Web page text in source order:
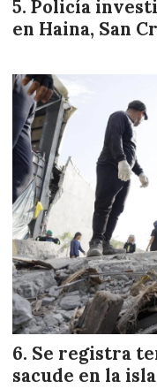
Policía
en Haina, San
Se registra
sacude en la